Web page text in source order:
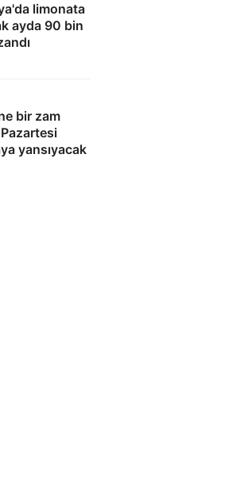
limonata
ayda 90 bin
bir zam
yansıyacak